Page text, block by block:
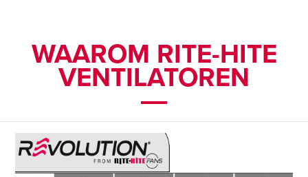
WAAROM RITE-HITE
VENTILATOREN